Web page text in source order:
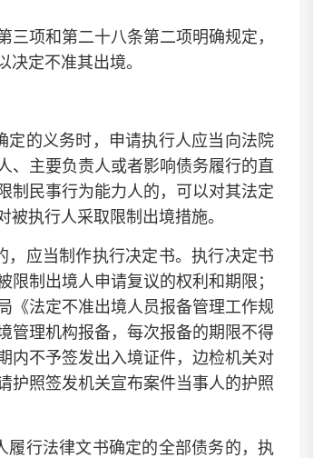
项和第二十八条第二项明确规定，
定不准其出境。
的义务时，申请执行人应当向法院
、主要负责人或者影响债务履行的直
制民事行为能力人的，可以对其法定
执行人采取限制出境措施。
应当制作执行决定书。执行决定书
制出境人申请复议的权利和期限；
《法定不准出境人员报备管理工作规
管理机构报备，每次报备的期限不得
内不予签发出入境证件，边检机关对
护照签发机关宣布案件当事人的护照
行法律文书确定的全部债务的，执